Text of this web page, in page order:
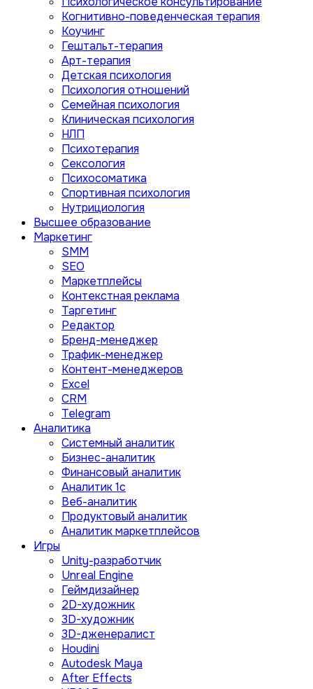
Когнитивно-поведенческая терапия
Коучинг
Гештальт-терапия
Арт-терапия
Детская психология
Психология отношений
Семейная психология
Клиническая психология
НЛП
Психотерапия
Сексология
Психосоматика
Спортивная психология
Нутрициология
Высшее образование
Маркетинг
SMM
SEO
Маркетплейсы
Контекстная реклама
Таргетинг
Редактор
Бренд-менеджер
Трафик-менеджер
Контент-менеджеров
Excel
CRM
Telegram
Аналитика
Системный аналитик
Бизнес-аналитик
Финансовый аналитик
Aналитик 1с
Веб-аналитик
Продуктовый аналитик
Аналитик маркетплейсов
Игры
Unity-разработчик
Unreal Engine
Геймдизайнер
2D-художник
3D-художник
3D-дженералист
Houdini
Autodesk Maya
After Effects